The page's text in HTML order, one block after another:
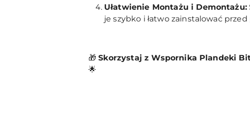
Ułatwienie Montażu i Demontażu:
je szybko i łatwo zainstalować
🎁Skorzystaj z Wspornika Plandeki
🌟